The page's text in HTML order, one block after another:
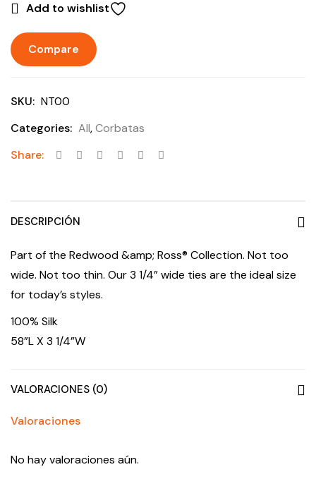
Add to wishlist
Compare
SKU: NT00
Categories: All,Corbatas
Share:
DESCRIPCIÓN
Part of the Redwood &amp; Ross® Collection. Not too
wide. Not too thin. Our 3 1/4” wide ties are the ideal size
for today’s styles.
100% Silk
58”L X 3 1/4”W
VALORACIONES (0)
Valoraciones
No hay valoraciones aún.